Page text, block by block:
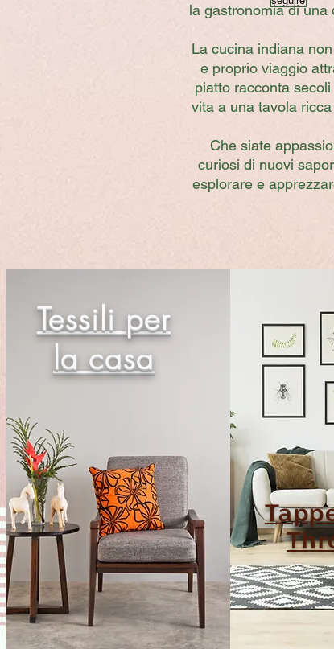
la gastronomia di una
La cucina indiana
e proprio viaggio
piatto racconta
vita a una tavola
Che siate
curiosi di nuovi
esplorare e
Tessili per
la casa